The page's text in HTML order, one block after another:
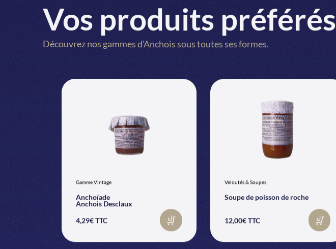
Vos produits préférés
Découvrez nos gammes d’Anchois sous toutes ses formes.
Gamme Vintage
Anchoïade
Anchois Desclaux
4,29€ TTC
Veloutés & Soupes
Soupe de poisson de roche
12,00€ TTC